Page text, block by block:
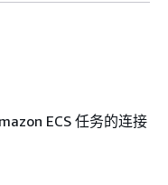
ECS 任务的连接